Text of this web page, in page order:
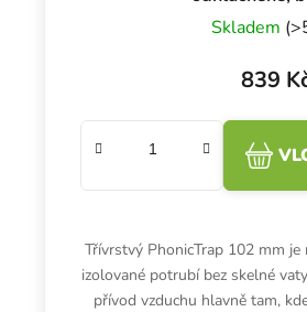
Skladem
839
Třívrstvý PhonicTrap 102 mm
izolované potrubí bez skelné
přívod vzduchu hlavně tam,